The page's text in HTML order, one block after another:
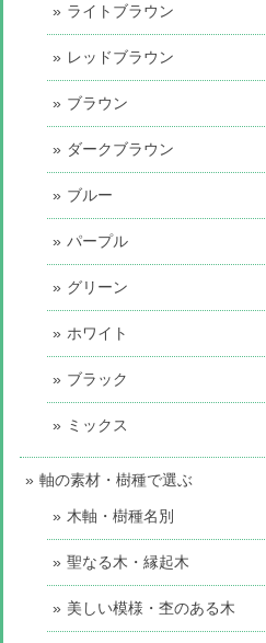
ライトブラウン
レッドブラウン
ブラウン
ダークブラウン
ブルー
パープル
グリーン
ホワイト
ブラック
ミックス
軸の素材・樹種で選ぶ
木軸・樹種名別
聖なる木・縁起木
美しい模様・杢のある木